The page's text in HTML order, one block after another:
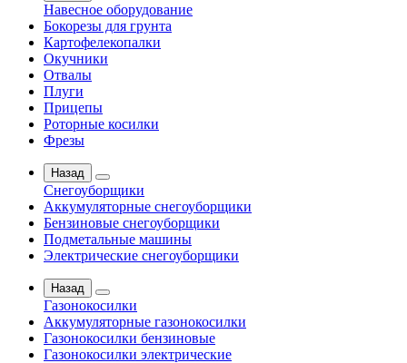
Навесное оборудование
Бокорезы для грунта
Картофелекопалки
Окучники
Отвалы
Плуги
Прицепы
Роторные косилки
Фрезы
Назад
Снегоуборщики
Аккумуляторные снегоуборщики
Бензиновые снегоуборщики
Подметальные машины
Электрические снегоуборщики
Назад
Газонокосилки
Аккумуляторные газонокосилки
Газонокосилки бензиновые
Газонокосилки электрические